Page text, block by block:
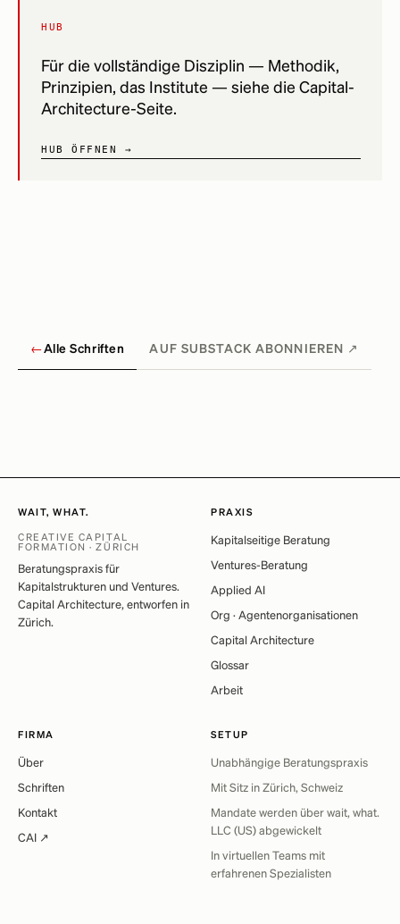
HUB
Für die vollständige Disziplin — Methodik,
Prinzipien, das Institute — siehe die Capital-
Architecture-Seite.
HUB ÖFFNEN →
← Alle Schriften AUF SUBSTACK ABONNIEREN ↗
WAIT, WHAT.
CREATIVE CAPITAL
FORMATION · ZÜRICH
Beratungspraxis für
Kapitalstrukturen und Ventures.
Capital Architecture, entworfen in
Zürich.
PRAXIS
Kapitalseitige Beratung
Ventures-Beratung
Applied AI
Org · Agentenorganisationen
Capital Architecture
Glossar
Arbeit
FIRMA
Über
Schriften
Kontakt
CAI ↗
SETUP
Unabhängige Beratungspraxis
Mit Sitz in Zürich, Schweiz
Mandate werden über wait, what.
LLC (US) abgewickelt
In virtuellen Teams mit
erfahrenen Spezialisten